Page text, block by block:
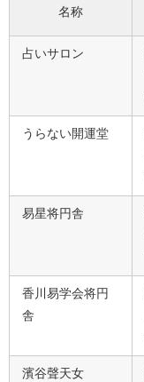
名称
占いサロン
うらない開運堂
易星将円舎
香川易学会将円
舎
濱谷聲天女